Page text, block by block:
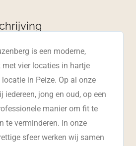
is een moderne,
vier locaties in hartje
in Peize. Op al onze
iedereen, jong en oud, op een
manier om fit te
te verminderen. In onze
sfeer werken wij samen